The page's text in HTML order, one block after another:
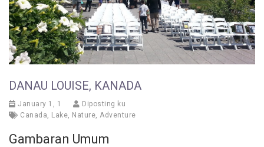
DANAU LOUISE, KANADA
January 1, 1
Diposting ku
Canada
Lake Nature Adventure
Gambaran Umum